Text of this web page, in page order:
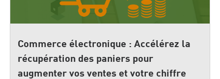
Commerce électronique : Accélérez la
récupération des paniers pour
augmenter vos ventes et votre chiffre